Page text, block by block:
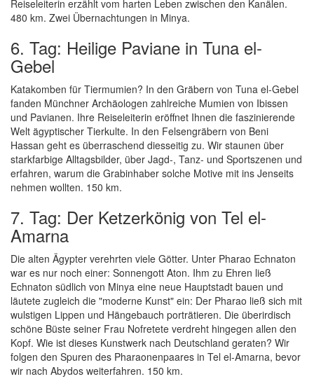
Reiseleiterin erzählt vom harten Leben zwischen den Kanälen.
480 km. Zwei Übernachtungen in Minya.
6. Tag: Heilige Paviane in Tuna el-
Gebel
Katakomben für Tiermumien? In den Gräbern von Tuna el-Gebel
fanden Münchner Archäologen zahlreiche Mumien von Ibissen
und Pavianen. Ihre Reiseleiterin eröffnet Ihnen die faszinierende
Welt ägyptischer Tierkulte. In den Felsengräbern von Beni
Hassan geht es überraschend diesseitig zu. Wir staunen über
starkfarbige Alltagsbilder, über Jagd-, Tanz- und Sportszenen und
erfahren, warum die Grabinhaber solche Motive mit ins Jenseits
nehmen wollten. 150 km.
7. Tag: Der Ketzerkönig von Tel el-
Amarna
Die alten Ägypter verehrten viele Götter. Unter Pharao Echnaton
war es nur noch einer: Sonnengott Aton. Ihm zu Ehren ließ
Echnaton südlich von Minya eine neue Hauptstadt bauen und
läutete zugleich die "moderne Kunst" ein: Der Pharao ließ sich mit
wulstigen Lippen und Hängebauch porträtieren. Die überirdisch
schöne Büste seiner Frau Nofretete verdreht hingegen allen den
Kopf. Wie ist dieses Kunstwerk nach Deutschland geraten? Wir
folgen den Spuren des Pharaonenpaares in Tel el-Amarna, bevor
wir nach Abydos weiterfahren. 150 km.